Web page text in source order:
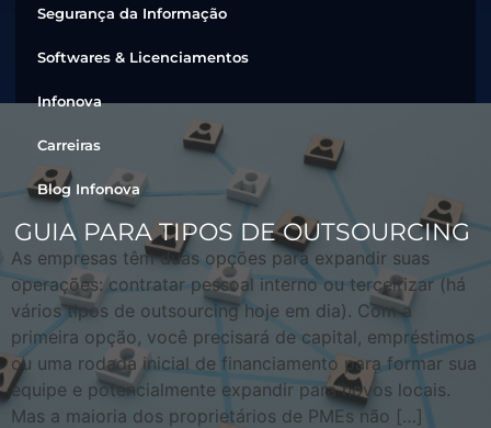
Segurança da Informação
Softwares & Licenciamentos
Infonova
Carreiras
Blog Infonova
GUIA PARA TIPOS DE OUTSOURCING
As empresas têm duas opções para expandir suas
operações: contratar pessoal interno ou terceirizar (há
vários tipos de outsourcing hoje em dia). Com a
primeira opção, você precisará de capital, empréstimos
ou uma rodada inicial de financiamento para formar sua
equipe e potencialmente expandir para novos locais.
Mas a maioria dos proprietários de PMEs não […]